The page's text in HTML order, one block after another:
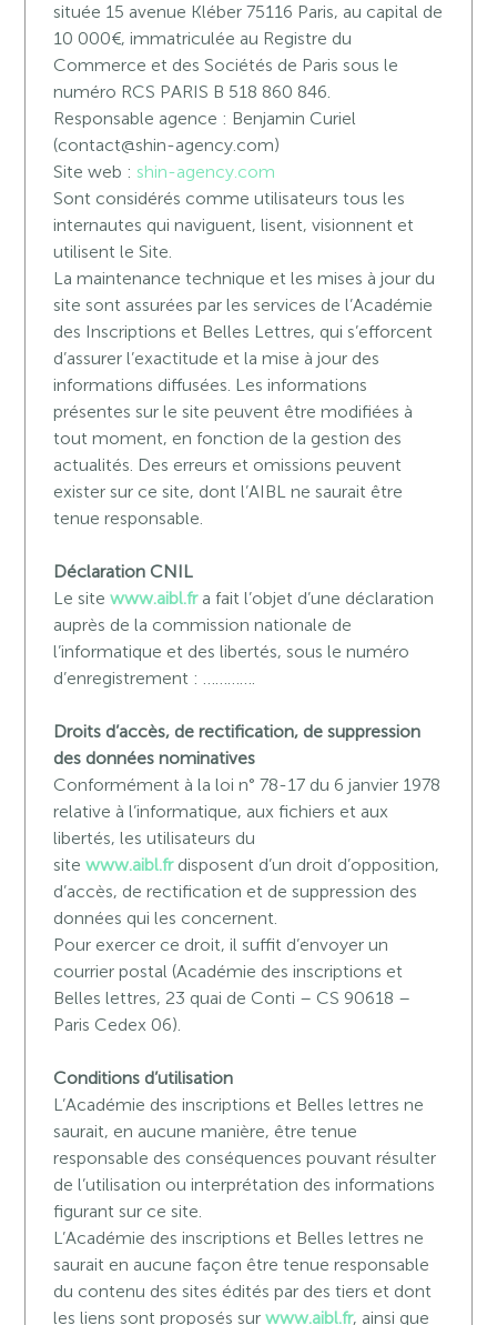
située 15 avenue Kléber 75116 Paris, au capital de
10 000€, immatriculée au Registre du
Commerce et des Sociétés de Paris sous le
numéro RCS PARIS B 518 860 846.
Responsable agence : Benjamin Curiel
(contact@shin-agency.com)
Site web : shin-agency.com
Sont considérés comme utilisateurs tous les
internautes qui naviguent, lisent, visionnent et
utilisent le Site.
La maintenance technique et les mises à jour du
site sont assurées par les services de l’Académie
des Inscriptions et Belles Lettres, qui s’efforcent
d’assurer l’exactitude et la mise à jour des
informations diffusées. Les informations
présentes sur le site peuvent être modifiées à
tout moment, en fonction de la gestion des
actualités. Des erreurs et omissions peuvent
exister sur ce site, dont l’AIBL ne saurait être
tenue responsable.
Déclaration CNIL
Le sitewww.aibl.fra fait l’objet d’une déclaration
auprès de la commission nationale de
l’informatique et des libertés, sous le numéro
d’enregistrement : ………….
Droits d’accès, de rectification, de suppression
des données nominatives
Conformément à la loi n° 78-17 du 6 janvier 1978
relative à l’informatique, aux fichiers et aux
libertés, les utilisateurs du
sitewww.aibl.frdisposent d’un droit d’opposition,
d’accès, de rectification et de suppression des
données qui les concernent.
Pour exercer ce droit, il suffit d’envoyer un
courrier postal (Académie des inscriptions et
Belles lettres, 23 quai de Conti – CS 90618 –
Paris Cedex 06).
Conditions d’utilisation
L’Académie des inscriptions et Belles lettres ne
saurait, en aucune manière, être tenue
responsable des conséquences pouvant résulter
de l’utilisation ou interprétation des informations
figurant sur ce site.
L’Académie des inscriptions et Belles lettres ne
saurait en aucune façon être tenue responsable
du contenu des sites édités par des tiers et dont
les liens sont proposés surwww.aibl.fr, ainsi que